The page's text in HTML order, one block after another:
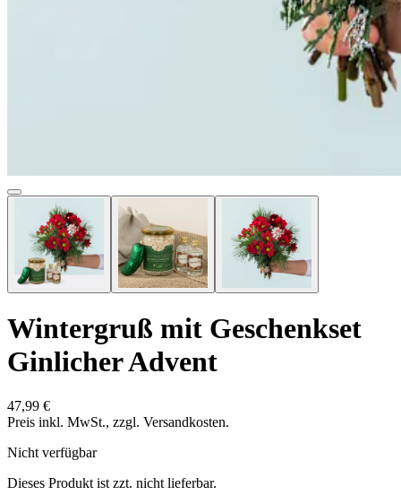
Wintergruß mit Geschenkset
Ginlicher Advent
47,99 €
Preis inkl. MwSt., zzgl. Versandkosten.
Nicht verfügbar
Dieses Produkt ist zzt. nicht lieferbar.